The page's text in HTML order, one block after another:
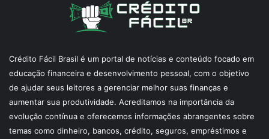
Crédito Fácil Brasil é um portal de notícias e conteúdo focado em
educação financeira e desenvolvimento pessoal, com o objetivo
de ajudar seus leitores a gerenciar melhor suas finanças e
aumentar sua produtividade. Acreditamos na importância da
evolução contínua e oferecemos informações abrangentes sobre
temas como dinheiro, bancos, crédito, seguros, empréstimos e